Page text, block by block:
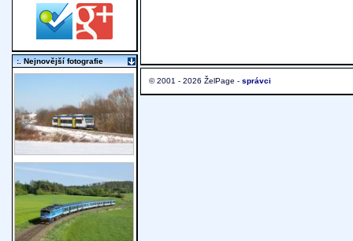
© 2001 - 2026 ŽelPage - správci
:. Nejnovější fotografie